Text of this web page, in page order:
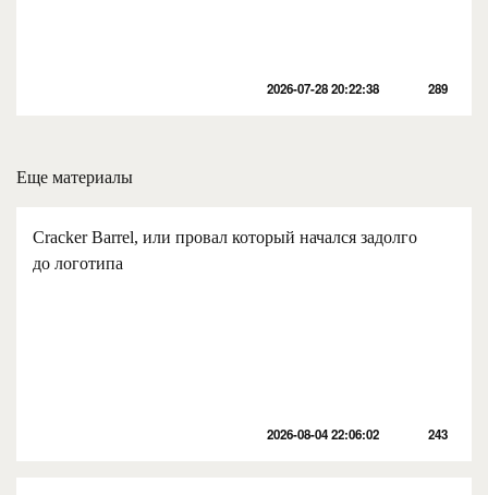
2026-07-28 20:22:38 289
Еще материалы
Cracker Barrel, или провал который начался задолго
до логотипа
2026-08-04 22:06:02 243